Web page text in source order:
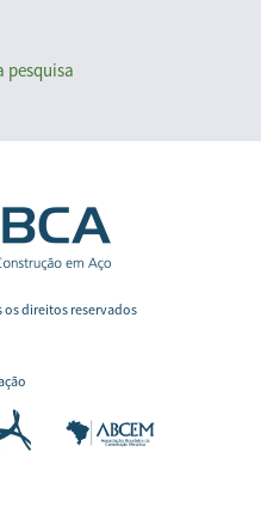
pesquisa
os direitos reservados